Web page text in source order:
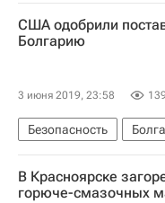
США одобрили
Болгарию
3 июня 2019, 23:58
Безопасность
F-16
В Красноярске
горюче-смазочных